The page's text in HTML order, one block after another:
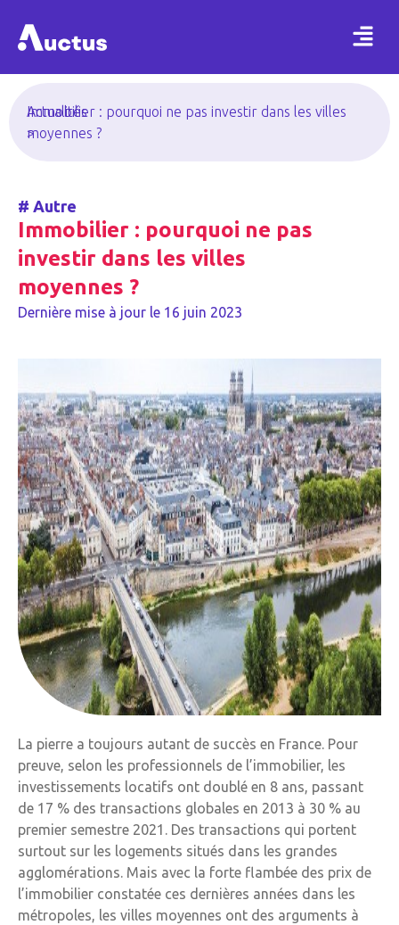
Actualités
>
Immobilier : pourquoi ne pas investir dans les villes
moyennes ?
# Autre
Immobilier : pourquoi ne pas
investir dans les villes
moyennes ?
Dernière mise à jour le 16 juin 2023
La pierre a toujours autant de succès en France. Pour
preuve, selon les professionnels de l’immobilier, les
investissements locatifs ont doublé en 8 ans, passant
de 17 % des transactions globales en 2013 à 30 % au
premier semestre 2021. Des transactions qui portent
surtout sur les logements situés dans les grandes
agglomérations. Mais avec la forte flambée des prix de
l’immobilier constatée ces dernières années dans les
métropoles, les villes moyennes ont des arguments à